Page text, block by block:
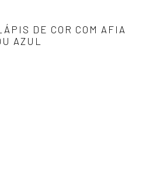
DE COR COM AFIA
AZUL